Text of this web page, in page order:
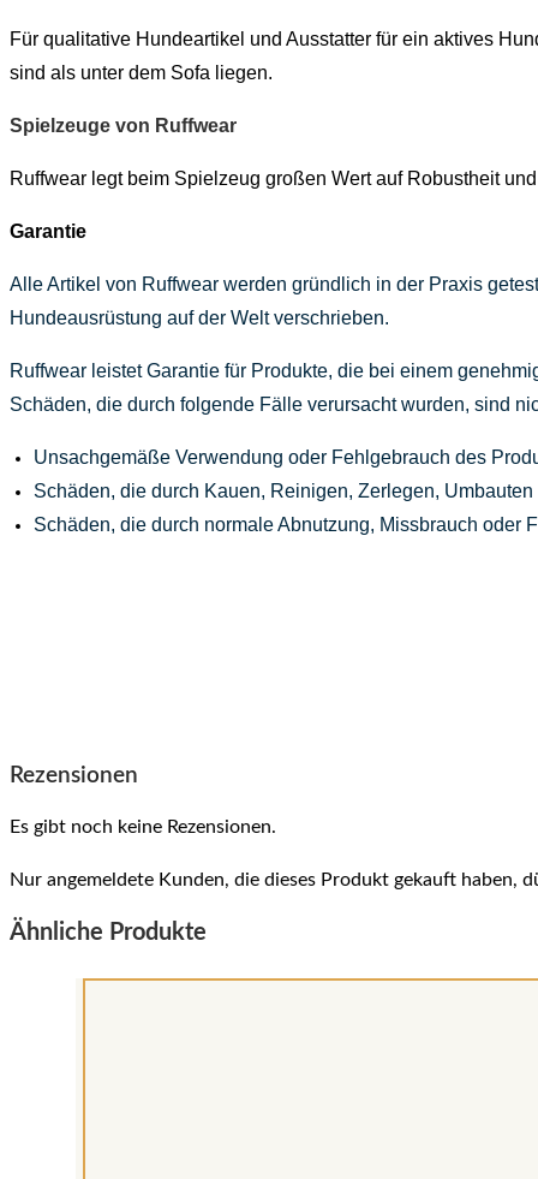
Für qualitative Hundeartikel und Ausstatter für ein aktives
sind als unter dem Sofa liegen.
Spielzeuge von Ruffwear
Ruffwear legt beim Spielzeug großen Wert auf Robustheit
Garantie
Alle Artikel von Ruffwear werden gründlich in der Praxis
Hundeausrüstung auf der Welt verschrieben.
Ruffwear leistet Garantie für Produkte, die bei einem
Schäden, die durch folgende Fälle verursacht wurden, sind
Unsachgemäße Verwendung oder Fehlgebrauch des
Schäden, die durch Kauen, Reinigen, Zerlegen,
Schäden, die durch normale Abnutzung, Missbrauch oder
Rezensionen
Es gibt noch keine Rezensionen.
Nur angemeldete Kunden, die dieses Produkt gekauft haben,
Ähnliche Produkte